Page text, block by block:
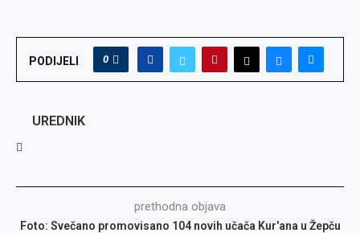
PODIJELI 0
UREDNIK
prethodna objava
Foto: Svečano promovisano 104 novih učača Kur'ana u Žepču